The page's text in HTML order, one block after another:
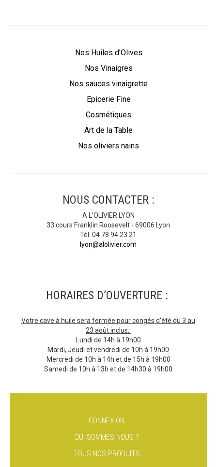
Nos Huiles d'Olives
Nos Vinaigres
Nos sauces vinaigrette
Epicerie Fine
Cosmétiques
Art de la Table
Nos oliviers nains
NOUS CONTACTER :
A L'OLIVIER LYON
33 cours Franklin Roosevelt - 69006 Lyon
Tél. 04 78 94 23 21
lyon@alolivier.com
HORAIRES D’OUVERTURE :
Votre cave à huile sera fermée pour congés d'été du 3 au
23 août inclus.
Lundi de 14h à 19h00
Mardi, Jeudi et vendredi de 10h à 19h00
Mercredi de 10h à 14h et de 15h à 19h00
Samedi de 10h à 13h et de 14h30 à 19h00
CONNEXION
QUI SOMMES NOUS ?
TOUS NOS PRODUITS